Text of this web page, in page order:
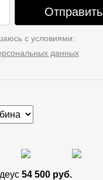
Отправить
с условиями:
данных
54 500 руб.